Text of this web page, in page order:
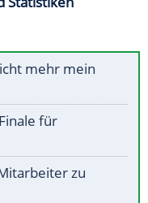
mehr mein
für
zu